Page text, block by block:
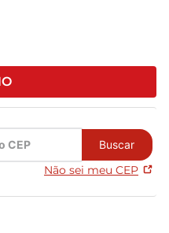
Buscar
Não sei meu CEP